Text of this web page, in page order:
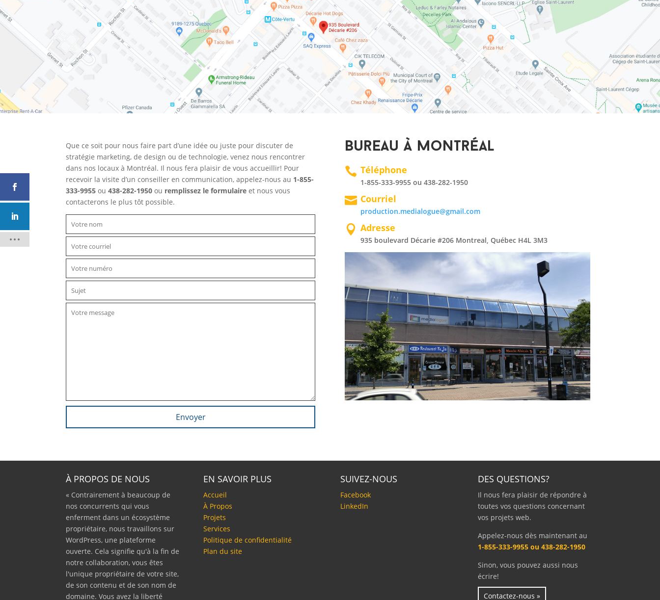
Que ce soit pour nous faire part d’une idée ou juste pour discuter de
stratégie marketing, de design ou de technologie, venez nous rencontrer
dans nos locaux à Montréal. Il nous fera plaisir de vous accueillir! Pour
recevoir la visite d’un conseiller en communication, appelez-nous au 1-855-
333-9955 ou438-282-1950 ou remplissez le formulaire et nous vous
contacterons le plus tôt possible.
Bureau à Montréal
 Téléphone
1-855-333-9955 ou 438-282-1950
 Courriel
production.medialogue@gmail.com
 Adresse
935 boulevard Décarie #206 Montreal, Québec H4L 3M3
À PROPOS DE NOUS
« Contrairement à beaucoup de
nos concurrents qui vous
enferment dans un écosystème
propriétaire, nous travaillons sur
WordPress, une plateforme
ouverte. Cela signifie qu'à la fin de
notre collaboration, vous êtes
l'unique propriétaire de votre site,
de son contenu et de son nom de
domaine. Vous avez la liberté
EN SAVOIR PLUS
Accueil
À Propos
Projets
Services
Politique de confidentialité
Plan du site
SUIVEZ-NOUS
Facebook
LinkedIn
DES QUESTIONS?
Il nous fera plaisir de répondre à
toutes vos questions concernant
vos projets web.
Appelez-nous dès maintenant au
1-855-333-9955 ou 438-282-1950
Sinon, vous pouvez aussi nous
écrire!
Contactez-nous »